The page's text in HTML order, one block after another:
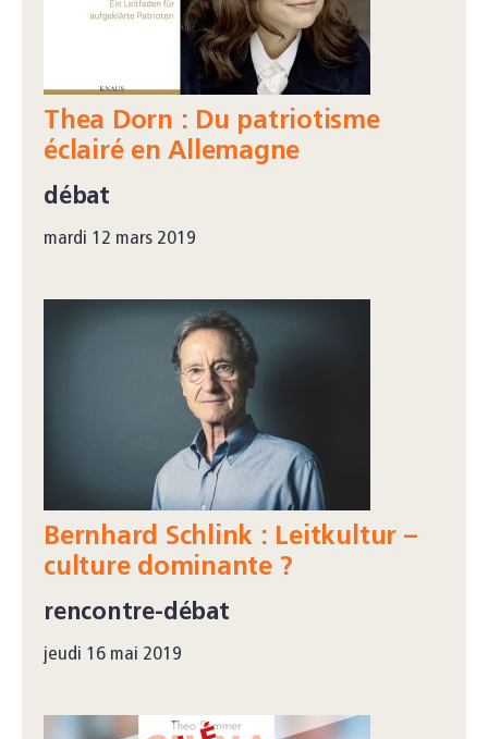
Thea Dorn : Du patriotisme
éclairé en Allemagne
débat
mardi 12 mars 2019
Bernhard Schlink : Leitkultur –
culture dominante ?
rencontre-débat
jeudi 16 mai 2019